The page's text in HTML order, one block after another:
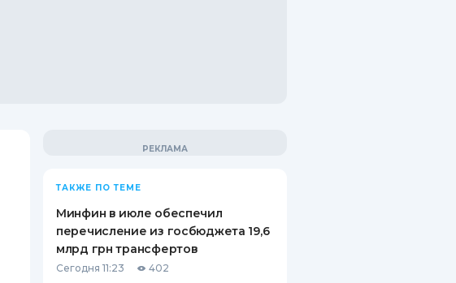
ТАКЖЕ ПО ТЕМЕ
Минфин в июле обеспечил
перечисление из госбюджета 19,6
млрд грн трансфертов
Сегодня 11:23 402